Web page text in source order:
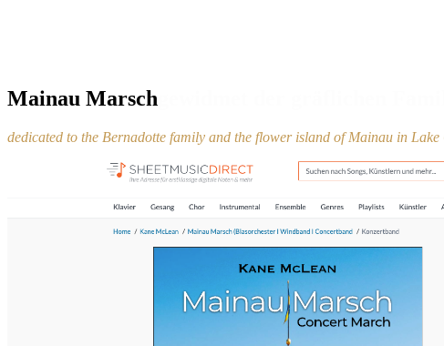
Mainau Marsch
dedicated to the Bernadotte family and the flower island of Mainau in